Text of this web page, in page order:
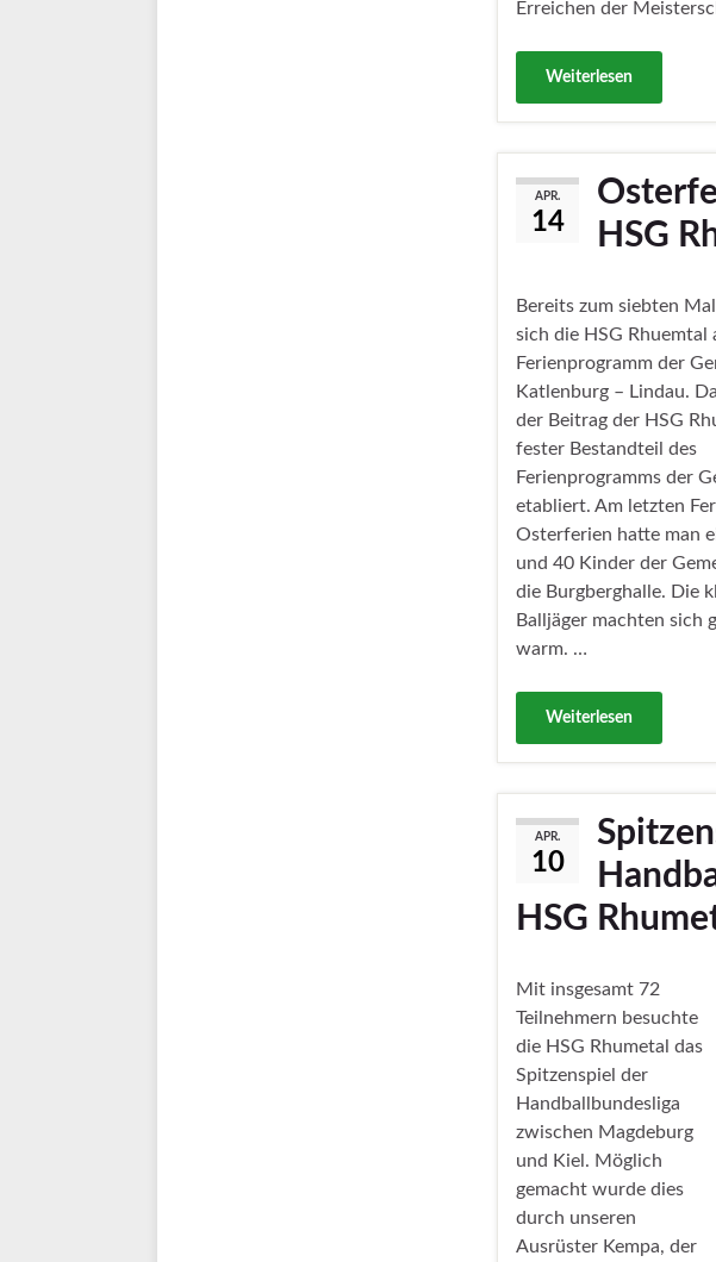
Erreichen der
Weiterlesen
APR.
14
HSG
Bereits zum siebten
sich die HSG Rhuemtal
Ferienprogramm der
Katlenburg – Lindau.
der Beitrag der HSG
fester Bestandteil des
Ferienprogramms der
etabliert. Am letzten
Osterferien hatte man
und 40 Kinder der
die Burgberghalle. Die
Balljäger machten sich
warm. …
Weiterlesen
APR.
10
HSG
Mit insgesamt 72
Teilnehmern besuchte
die HSG Rhumetal das
Spitzenspiel der
Handballbundesliga
zwischen Magdeburg
und Kiel. Möglich
gemacht wurde dies
durch unseren
Ausrüster Kempa, der